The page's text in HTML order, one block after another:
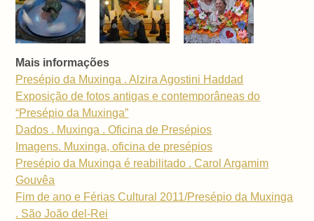
Mais informações
Presépio da Muxinga . Alzira Agostini Haddad
Exposição de fotos antigas e contemporâneas do
“Presépio da Muxinga”
Dados . Muxinga . Oficina de Presépios
Imagens. Muxinga, oficina de presépios
Presépio da Muxinga é reabilitado . Carol Argamim
Gouvêa
Fim de ano e Férias Cultural 2011/Presépio da Muxinga
. São João del-Rei